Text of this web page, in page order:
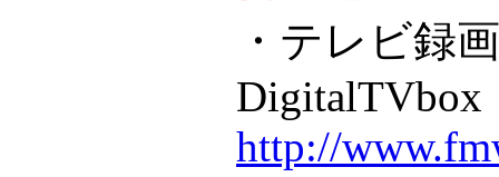
・テレビ録
DigitalTVbox
http://